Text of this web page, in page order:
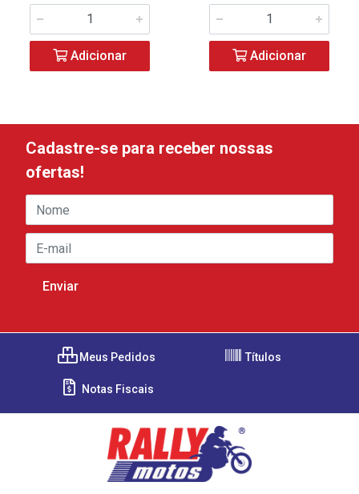
Adicionar Adicionar
Cadastre-se para receber nossas
ofertas!
Meus Pedidos Títulos
Notas Fiscais